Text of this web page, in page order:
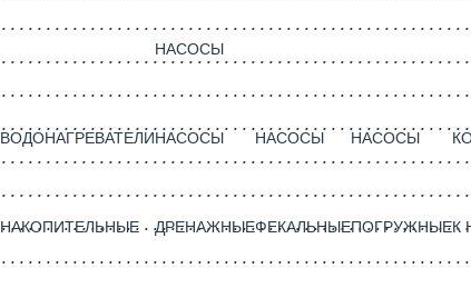
ВОДОНАГРЕВАТЕЛИ
НАКОПИТЕЛЬНЫЕ
НАСОСЫ
НАСОСЫ
ДРЕНАЖНЫЕ
НАСОСЫ
ФЕКАЛЬНЫЕ
НАСОСЫ
ПОГРУЖНЫЕК